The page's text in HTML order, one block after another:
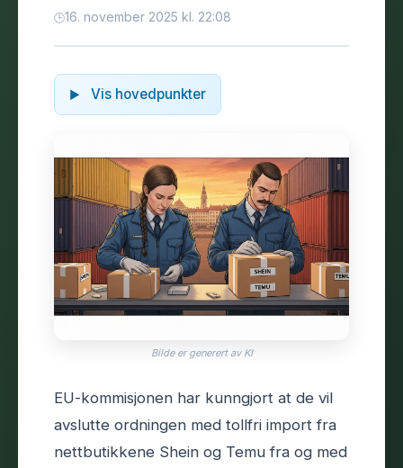
16. november 2025 kl. 22:08
Vis hovedpunkter
Bilde er generert av KI
EU-kommisjonen har kunngjort at de vil
avslutte ordningen med tollfri import fra
nettbutikkene Shein og Temu fra og med